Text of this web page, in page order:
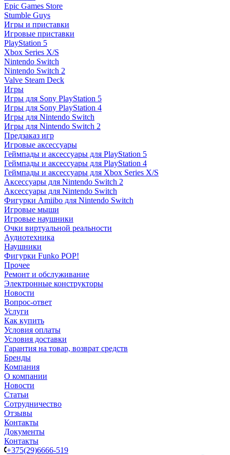
Epic Games Store
Stumble Guys
Игры и приставки
Игровые приставки
PlayStation 5
Xbox Series X/S
Nintendo Switch
Nintendo Switch 2
Valve Steam Deck
Игры
Игры для Sony PlayStation 5
Игры для Sony PlayStation 4
Игры для Nintendo Switch
Игры для Nintendo Switch 2
Предзаказ игр
Игровые аксессуары
Геймпады и аксессуары для PlayStation 5
Геймпады и аксессуары для PlayStation 4
Геймпады и аксессуары для Xbox Series X/S
Аксессуары для Nintendo Switch 2
Аксессуары для Nintendo Switch
Фигурки Amiibo для Nintendo Switch
Игровые мыши
Игровые наушники
Очки виртуальной реальности
Аудиотехника
Наушники
Фигурки Funko POP!
Прочее
Ремонт и обслуживание
Электронные конструкторы
Новости
Вопрос-ответ
Услуги
Как купить
Условия оплаты
Условия доставки
Гарантия на товар, возврат средств
Бренды
Компания
О компании
Новости
Статьи
Сотрудничество
Отзывы
Контакты
Документы
Контакты
+375(29)6666-519